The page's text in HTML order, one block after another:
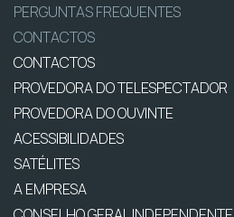
PERGUNTAS FREQUENTES
CONTACTOS
CONTACTOS
PROVEDORA DO TELESPECTADOR
PROVEDORA DO OUVINTE
ACESSIBILIDADES
SATÉLITES
A EMPRESA